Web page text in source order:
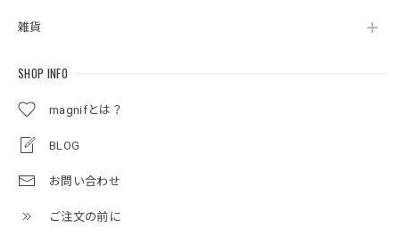
雑貨
SHOP INFO
magnifとは？
BLOG
お問い合わせ
ご注文の前に